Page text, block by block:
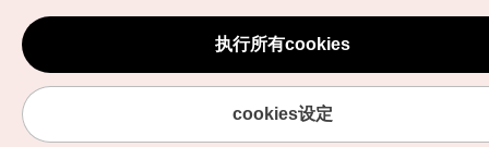
VISITKOREA官方邮箱
chnsim@knto.or.kr
执行所有cookies
cookies设定